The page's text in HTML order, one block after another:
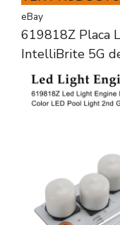
eBay
619818Z Placa
IntelliBrite 5G